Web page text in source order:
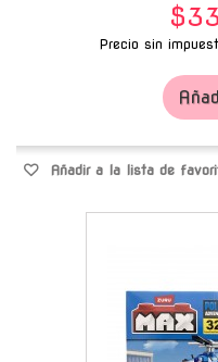
Precio sin
Añadir a la lista de